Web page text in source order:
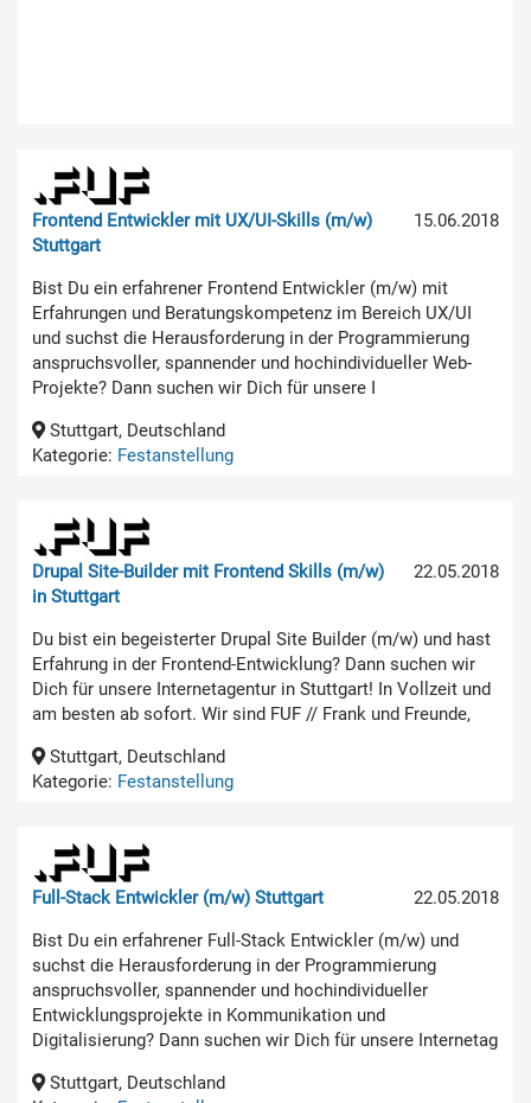
15.06.2018
Frontend Entwickler mit UX/UI-Skills (m/w)
Stuttgart
Bist Du ein erfahrener Frontend Entwickler (m/w) mit
Erfahrungen und Beratungskompetenz im Bereich UX/UI
und suchst die Herausforderung in der Programmierung
anspruchsvoller, spannender und hochindividueller Web-
Projekte? Dann suchen wir Dich für unsere I
Stuttgart, Deutschland
Kategorie: Festanstellung
22.05.2018
Drupal Site-Builder mit Frontend Skills (m/w)
in Stuttgart
Du bist ein begeisterter Drupal Site Builder (m/w) und hast
Erfahrung in der Frontend-Entwicklung? Dann suchen wir
Dich für unsere Internetagentur in Stuttgart! In Vollzeit und
am besten ab sofort. Wir sind FUF // Frank und Freunde,
Stuttgart, Deutschland
Kategorie: Festanstellung
22.05.2018
Full-Stack Entwickler (m/w) Stuttgart
Bist Du ein erfahrener Full-Stack Entwickler (m/w) und
suchst die Herausforderung in der Programmierung
anspruchsvoller, spannender und hochindividueller
Entwicklungsprojekte in Kommunikation und
Digitalisierung? Dann suchen wir Dich für unsere Internetag
Stuttgart, Deutschland